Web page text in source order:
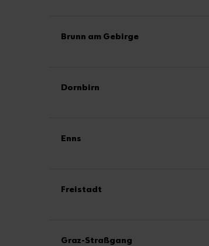
Brunn am Gebirge
Dornbirn
Enns
Freistadt
Graz-Straßgang